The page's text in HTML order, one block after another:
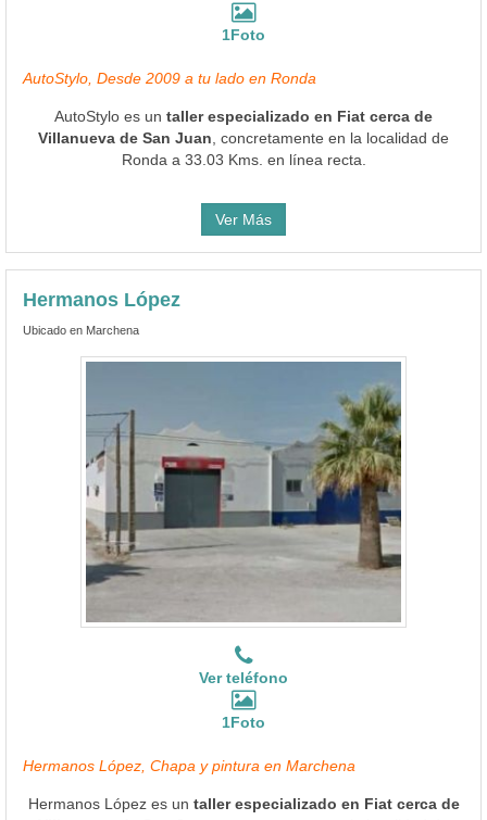
1Foto
AutoStylo, Desde 2009 a tu lado en Ronda
AutoStylo es un taller especializado en Fiat cerca de
Villanueva de San Juan , concretamente en la localidad de
Ronda a 33.03 Kms. en línea recta.
Ver Más
Hermanos López
Ubicado en Marchena
Ver teléfono
1Foto
Hermanos López, Chapa y pintura en Marchena
Hermanos López es un taller especializado en Fiat cerca de